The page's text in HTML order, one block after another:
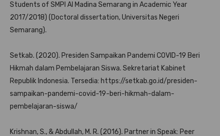
Students of SMPI Al Madina Semarang in Academic Year
2017/2018) (Doctoral dissertation, Universitas Negeri
Semarang).
Setkab. (2020). Presiden Sampaikan Pandemi COVID-19 Beri
Hikmah dalam Pembelajaran Siswa. Sekretariat Kabinet
Republik Indonesia. Tersedia: https://setkab.go.id/presiden-
sampaikan-pandemi-covid-19-beri-hikmah-dalam-
pembelajaran-siswa/
Krishnan, S., & Abdullah, M. R. (2016). Partner in Speak: Peer